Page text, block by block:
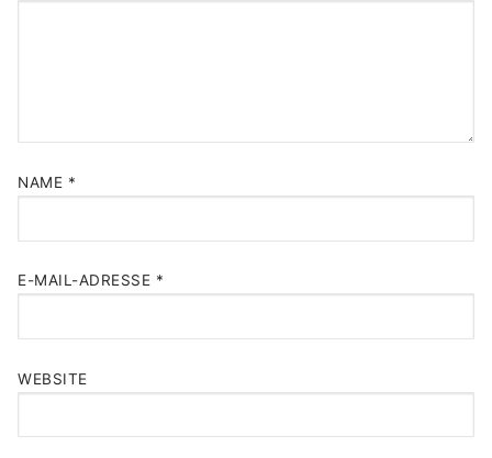
NAME *
E-MAIL-ADRESSE *
WEBSITE